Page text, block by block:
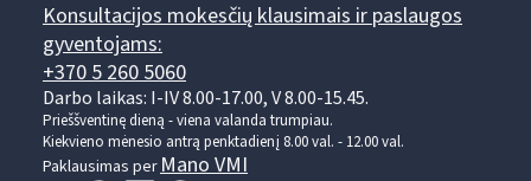
Konsultacijos mokesčių klausimais ir paslaugos
gyventojams:
+370 5 260 5060
Darbo laikas: I-IV 8.00-17.00, V 8.00-15.45.
Prieššventinę dieną - viena valanda trumpiau.
Kiekvieno mėnesio antrą penktadienį 8.00 val. - 12.00 val.
Paklausimas perMano VMI